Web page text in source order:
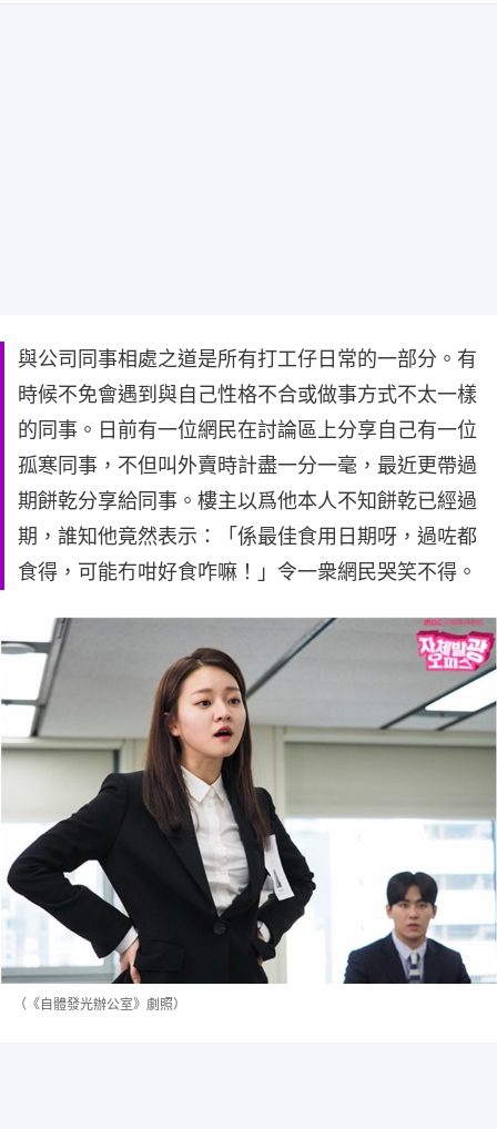
與公司同事相處之道是所有打工仔日常的一部分。有
時候不免會遇到與自己性格不合或做事方式不太一樣
的同事。日前有一位網民在討論區上分享自己有一位
孤寒同事，不但叫外賣時計盡一分一毫，最近更帶過
期餅乾分享給同事。樓主以爲他本人不知餅乾已經過
期，誰知他竟然表示：「係最佳食用日期呀，過咗都
食得，可能冇咁好食咋嘛！」令一衆網民哭笑不得。
（《自體發光辦公室》劇照）